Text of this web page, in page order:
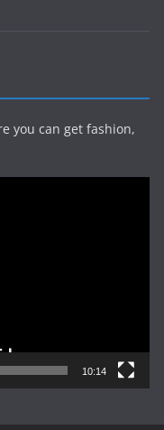
you can get fashion,
10:14